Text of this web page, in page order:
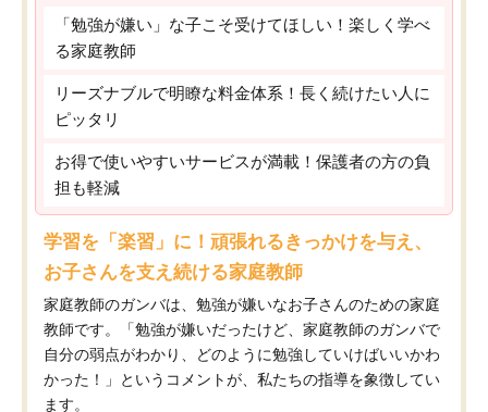
「勉強が嫌い」な子こそ受けてほしい！楽しく学べ
る家庭教師
リーズナブルで明瞭な料金体系！長く続けたい人に
ピッタリ
お得で使いやすいサービスが満載！保護者の方の負
担も軽減
学習を「楽習」に！頑張れるきっかけを与え、
お子さんを支え続ける家庭教師
家庭教師のガンバは、勉強が嫌いなお子さんのための家庭
教師です。「勉強が嫌いだったけど、家庭教師のガンバで
自分の弱点がわかり、どのように勉強していけばいいかわ
かった！」というコメントが、私たちの指導を象徴してい
ます。